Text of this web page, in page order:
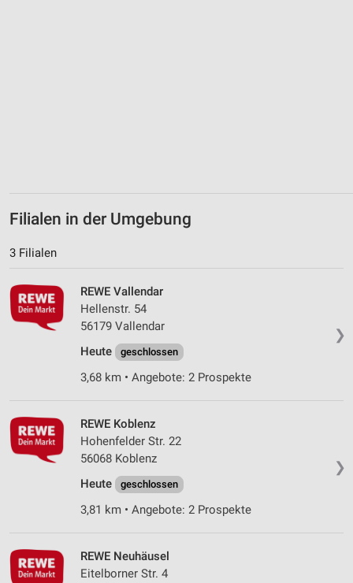
Filialen in der Umgebung
3 Filialen
❯
REWE Vallendar
Hellenstr. 54
56179 Vallendar
Heute
geschlossen
3,68 km • Angebote: 2 Prospekte
❯
REWE Koblenz
Hohenfelder Str. 22
56068 Koblenz
Heute
geschlossen
3,81 km • Angebote: 2 Prospekte
REWE Neuhäusel
Eitelborner Str. 4
Analyse von Zielgruppen durch Statistiken oder
Kombinationen von Daten aus verschiedenen
Verwendung reduzierter Daten zur Auswahl von
Inhalten
Nicht-IAB-Verarbeitungszwecke:
Notwendig
Werbung